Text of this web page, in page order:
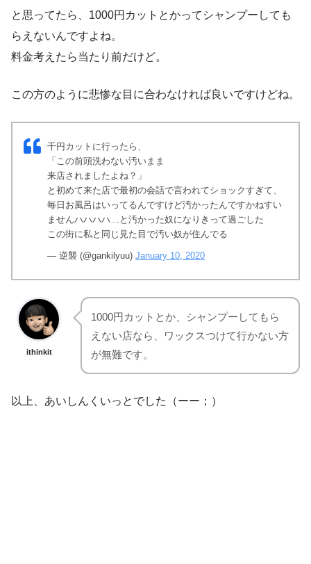
と思ってたら、1000円カットとかってシャンプーしても
らえないんですよね。
料金考えたら当たり前だけど。
この方のように悲惨な目に合わなければ良いですけどね。
千円カットに行ったら、
「この前頭洗わない汚いまま
来店されましたよね？」
と初めて来た店で最初の会話で言われてショックすぎて、
毎日お風呂はいってるんですけど汚かったんですかねすい
ませんハハハハ…と汚かった奴になりきって過ごした
この街に私と同じ見た目で汚い奴が住んでる
— 逆襲 (@gankilyuu) January 10, 2020
ithinkit
1000円カットとか、シャンプーしてもら
えない店なら、ワックスつけて行かない方
が無難です。
以上、あいしんくいっとでした（ーー；）